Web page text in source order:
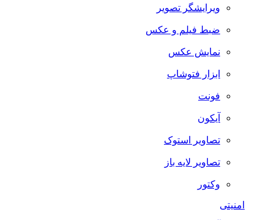
ویرایشگر تصویر
ضبط فيلم و عكس
نمایش عکس
ابزار فتوشاپ
فونت
آیکون
تصاویر استوک
تصاویر لایه باز
وکتور
امنیتی